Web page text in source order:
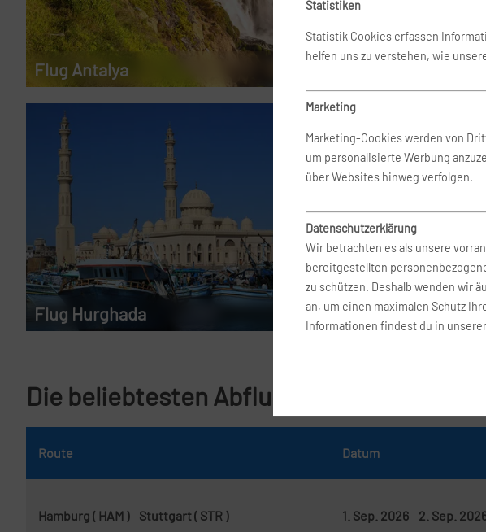
Flug Antalya
Flug Hurghada ab 235 € Flug New
Die beliebtesten Abflughäfen für Flüge
Route Datum
Hamburg ( HAM )- Stuttgart ( STR ) 1. Sep. 2026 - 2. Sep.
Statistiken
Statistik Cookies erfassen
helfen uns zu verstehen, wie
Marketing
Marketing-Cookies werden von
um personalisierte Werbung
über Websites hinweg verfolgen.
Datenschutzerklärung
Wir betrachten es als unsere
bereitgestellten
zu schützen. Deshalb wenden wir
an, um einen maximalen Schutz
Informationen findest du in